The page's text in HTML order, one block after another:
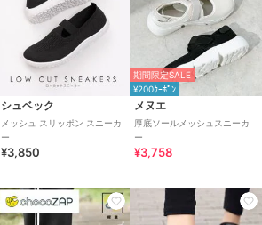
シュベック
メッシュ スリッポン スニーカ
ー
¥3,850
期間限定SALE
¥200ｸｰﾎﾟﾝ
メヌエ
厚底ソールメッシュスニーカ
ー
¥3,758